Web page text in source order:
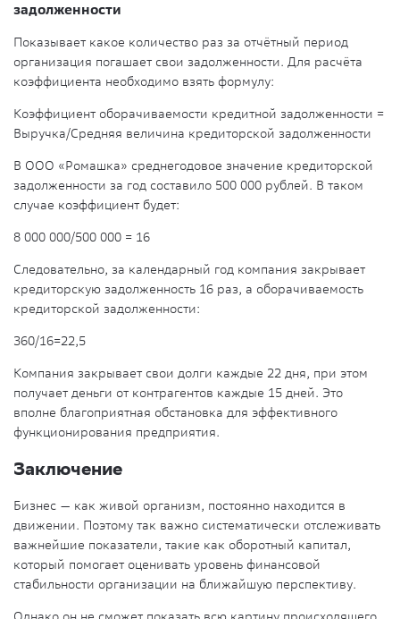
задолженности
Показывает какое количество раз за отчётный период
организация погашает свои задолженности. Для расчёта
коэффициента необходимо взять формулу:
Коэффициент оборачиваемости кредитной задолженности =
Выручка/Средняя величина кредиторской задолженности
В ООО «Ромашка» среднегодовое значение кредиторской
задолженности за год составило 500 000 рублей. В таком
случае коэффициент будет:
8 000 000/500 000 = 16
Следовательно, за календарный год компания закрывает
кредиторскую задолженность 16 раз, а оборачиваемость
кредиторской задолженности:
360/16=22,5
Компания закрывает свои долги каждые 22 дня, при этом
получает деньги от контрагентов каждые 15 дней. Это
вполне благоприятная обстановка для эффективного
функционирования предприятия.
Заключение
Бизнес — как живой организм, постоянно находится в
движении. Поэтому так важно систематически отслеживать
важнейшие показатели, такие как оборотный капитал,
который помогает оценивать уровень финансовой
стабильности организации на ближайшую перспективу.